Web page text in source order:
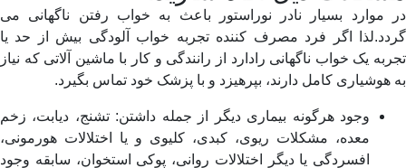
موارد بسیار نادر نوراستور باعث به خواب رفتن ناگهانی می
اگر فرد مصرف کننده تجربه خواب آلودگى بیش از حد یا
یک خواب ناگهانى رادارد از رانندگى و کار با ماشین آلاتى که نیاز
هوشیارى کامل دارند، بپرهیزد و با پزشک خود تماس بگیرد.
وجود هرگونه بیمارى دیگر از جمله داشتن: تشنج، دیابت، زخم
معده، مشکلات ریوى، کبدى، کلیوى و یا اختلالات هورمونى،
افسردگى یا دیگر اختلالات روانى، پوکى استخوان، سابقه وجود